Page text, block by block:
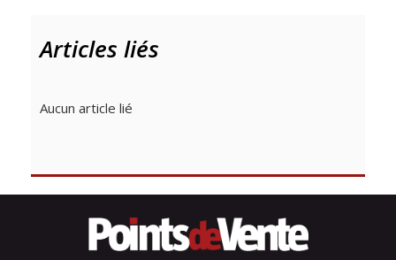
Articles liés
Aucun article lié